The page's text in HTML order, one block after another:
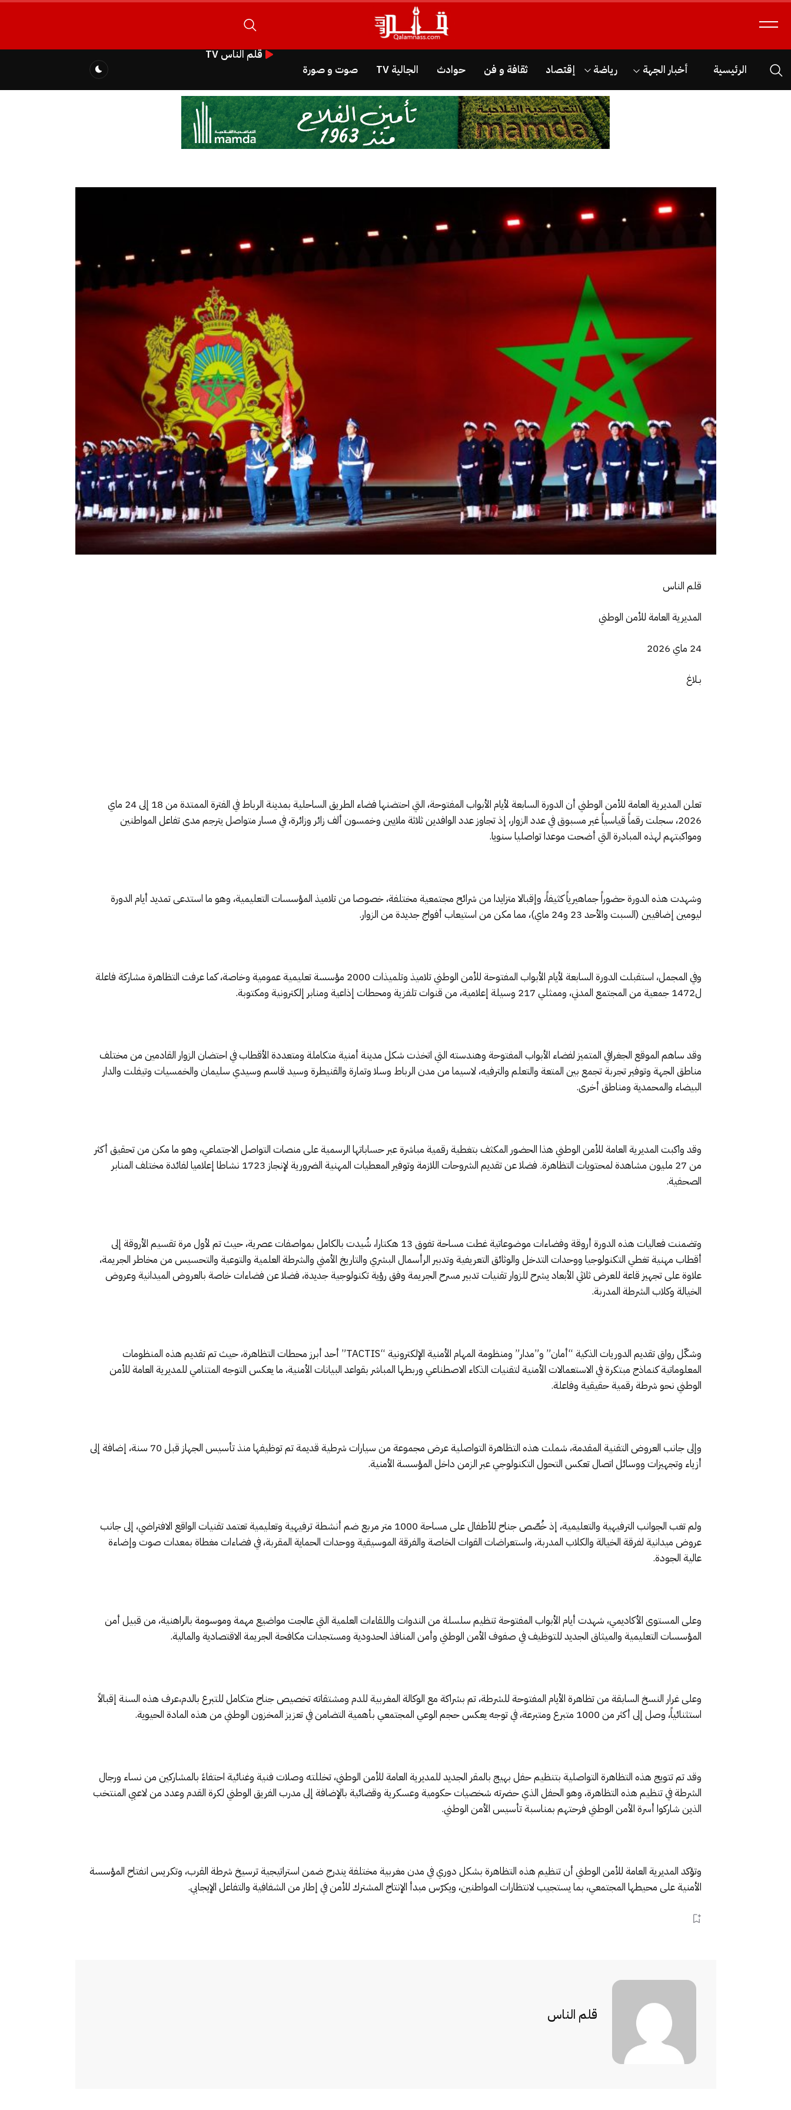
الرئيسية أخبار الجهة رياضة إقتصاد ثقافة و فن حوادث الجالية TV صوت و صورة
قلم الناس TV
قلم الناس
المديرية العامة للأمن الوطني
24 ماي 2026
بـلاغ
تعلن المديرية العامة للأمن الوطني أن الدورة السابعة لأيام الأبواب المفتوحة، التي احتضنها فضاء الطريق الساحلية بمدينة الرباط في الفترة الممتدة من 18 إلى 24 ماي
2026، سجلت رقماً قياسياً غير مسبوق في عدد الزوار، إذ تجاوز عدد الوافدين ثلاثة ملايين وخمسون ألف زائر وزائرة، في مسار متواصل يترجم مدى تفاعل المواطنين
ومواكبتهم لهذه المبادرة التي أضحت موعدا تواصليا سنويا.
وشهدت هذه الدورة حضوراً جماهيرياً كثيفاً، وإقبالا متزايدا من شرائح مجتمعية مختلفة، خصوصا من تلاميذ المؤسسات التعليمية، وهو ما استدعى تمديد أيام الدورة
ليومين إضافيين (السبت والأحد 23 و24 ماي)، مما مكن من استيعاب أفواج جديدة من الزوار.
وفي المجمل، استقبلت الدورة السابعة لأيام الأبواب المفتوحة للأمن الوطني تلاميذ وتلميذات 2000 مؤسسة تعليمية عمومية وخاصة، كما عرفت التظاهرة مشاركة فاعلة
ل1472 جمعية من المجتمع المدني، وممثلي 217 وسيلة إعلامية، من قنوات تلفزية ومحطات إذاعية ومنابر إلكترونية ومكتوبة.
وقد ساهم الموقع الجغرافي المتميز لفضاء الأبواب المفتوحة وهندسته التي اتخذت شكل مدينة أمنية متكاملة ومتعددة الأقطاب في احتضان الزوار القادمين من مختلف
مناطق الجهة وتوفير تجربة تجمع بين المتعة والتعلم والترفيه، لاسيما من مدن الرباط وسلا وتمارة والقنيطرة وسيد قاسم وسيدي سليمان والخمسيات وتيفلت والدار
البيضاء والمحمدية ومناطق أخرى.
وقد واكبت المديرية العامة للأمن الوطني هذا الحضور المكثف بتغطية رقمية مباشرة عبر حساباتها الرسمية على منصات التواصل الاجتماعي، وهو ما مكن من تحقيق أكثر
من 27 مليون مشاهدة لمحتويات التظاهرة. فضلا عن تقديم الشروحات اللازمة وتوفير المعطيات المهنية الضرورية لإنجاز 1723 نشاطا إعلاميا لفائدة مختلف المنابر
الصحفية.
وتضمنت فعاليات هذه الدورة أروقة وفضاءات موضوعاتية غطت مساحة تفوق 13 هكتارا، شُيدت بالكامل بمواصفات عصرية، حيث تم لأول مرة تقسيم الأروقة إلى
أقطاب مهنية تغطي التكنولوجيا ووحدات التدخل والوثائق التعريفية وتدبير الرأسمال البشري والتاريخ الأمني والشرطة العلمية والتوعية والتحسيس من مخاطر الجريمة،
علاوة على تجهيز قاعة للعرض ثلاثي الأبعاد يشرح للزوار تقنيات تدبير مسرح الجريمة وفق رؤية تكنولوجية جديدة، فضلا عن فضاءات خاصة بالعروض الميدانية وعروض
الخيالة وكلاب الشرطة المدربة.
وشكّل رواق تقديم الدوريات الذكية “أمان” و”مدار” ومنظومة المهام الأمنية الإلكترونية “TACTIS” أحد أبرز محطات التظاهرة، حيث تم تقديم هذه المنظومات
المعلوماتية كنماذج مبتكرة في الاستعمالات الأمنية لتقنيات الذكاء الاصطناعي وربطها المباشر بقواعد البيانات الأمنية، ما يعكس التوجه المتنامي للمديرية العامة للأمن
الوطني نحو شرطة رقمية حقيقية وفاعلة.
وإلى جانب العروض التقنية المقدمة، شملت هذه التظاهرة التواصلية عرض مجموعة من سيارات شرطية قديمة تم توظيفها منذ تأسيس الجهاز قبل 70 سنة، إضافة إلى
أزياء وتجهيزات ووسائل اتصال تعكس التحول التكنولوجي عبر الزمن داخل المؤسسة الأمنية.
ولم تغب الجوانب الترفيهية والتعليمية، إذ خُصّص جناح للأطفال على مساحة 1000 متر مربع ضم أنشطة ترفيهية وتعليمية تعتمد تقنيات الواقع الافتراضي، إلى جانب
عروض ميدانية لفرقة الخيالة والكلاب المدربة، واستعراضات القوات الخاصة والفرقة الموسيقية ووحدات الحماية المقربة، في فضاءات مغطاة بمعدات صوت وإضاءة
عالية الجودة.
وعلى المستوى الأكاديمي، شهدت أيام الأبواب المفتوحة تنظيم سلسلة من الندوات واللقاءات العلمية التي عالجت مواضيع مهمة وموسومة بالراهنية، من قبيل أمن
المؤسسات التعليمية والميثاق الجديد للتوظيف في صفوف الأمن الوطني وأمن المنافذ الحدودية ومستجدات مكافحة الجريمة الاقتصادية والمالية.
وعلى غرار النسخ السابقة من تظاهرة الأيام المفتوحة للشرطة، تم بشراكة مع الوكالة المغربية للدم ومشتقاته تخصيص جناح متكامل للتبرع بالدم،عرف هذه السنة إقبالاً
استثنائياً، وصل إلى أكثر من 1000 متبرع ومتبرعة، في توجه يعكس حجم الوعي المجتمعي بأهمية التضامن في تعزيز المخزون الوطني من هذه المادة الحيوية.
وقد تم تتويج هذه التظاهرة التواصلية بتنظيم حفل بهيج بالمقر الجديد للمديرية العامة للأمن الوطني، تخللته وصلات فنية وغنائية احتفاءً بالمشاركين من نساء ورجال
الشرطة في تنظيم هذه التظاهرة، وهو الحفل الذي حضرته شخصيات حكومية وعسكرية وقضائية بالإضافة إلى مدرب الفريق الوطني لكرة القدم وعدد من لاعبي المنتخب
الذين شاركوا أسرة الأمن الوطني فرحتهم بمناسبة تأسيس الأمن الوطني.
وتؤكد المديرية العامة للأمن الوطني أن تنظيم هذه التظاهرة بشكل دوري في مدن مغربية مختلفة يندرج ضمن استراتيجية ترسيخ شرطة القرب، وتكريس انفتاح المؤسسة
الأمنية على محيطها المجتمعي، بما يستجيب لانتظارات المواطنين، ويكرّس مبدأ الإنتاج المشترك للأمن في إطار من الشفافية والتفاعل الإيجابي.
قلم الناس